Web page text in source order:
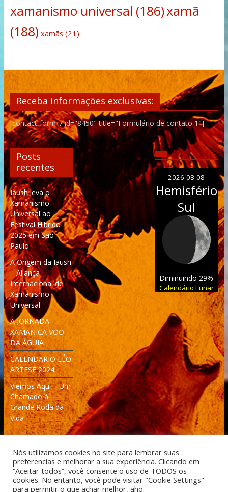
xamanismo universal (186)xamã
(188) xamãs (21)
Receba informações exclusivas:
[contact-form-7 id="8450" title="Formulário de contato 1"]
Posts
recentes
Iaush leva o
Xamanismo
Universal ao
Festival Híbrido
2025 em São
Paulo
A Origem da Iaush
– Aliança
Internacional de
Xamanismo
Universal
A JORNADA
XAMANICA VOO
DA ÁGUIA
CALENDARIO LÉO
ARTESE 2024
Viemos Aqui – Um
Chamado à
Grande Roda da
Vida
2026-08-08
Hemisfério
Sul
Diminuindo 29%
Calendário Lunar
Desenvolvido: Moleculas4D - Engenharia Espacial e
Nós utilizamos cookies no site para lembrar suas
preferencias e melhorar a sua experiência. Clicando em
“Aceitar todos”, você consente o uso de TODOS os
cookies. No entanto, você pode visitar "Cookie Settings"
para permitir o que achar melhor, aho.